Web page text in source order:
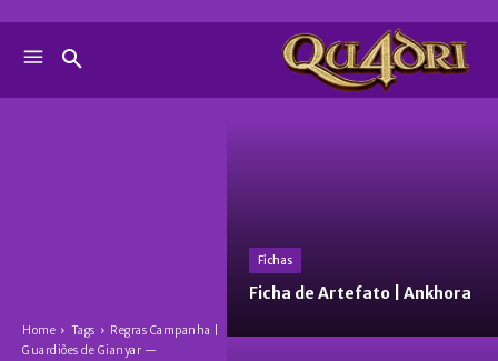
Home Tags
Regras Campanha |
Guardiões de Gianyar —
Fichas
Ficha de Artefato | Ankhora